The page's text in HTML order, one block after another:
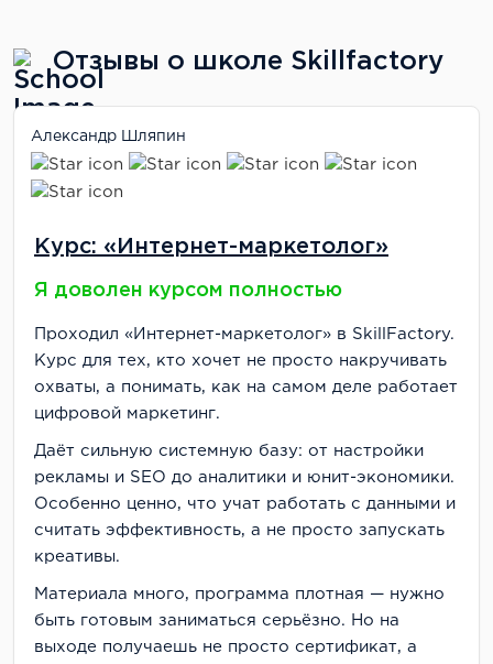
Отзывы о школе Skillfactory
Александр Шляпин
Курс: «Интернет-маркетолог»
Я доволен курсом полностью
Проходил «Интернет-маркетолог» в SkillFactory.
Курс для тех, кто хочет не просто накручивать
охваты, а понимать, как на самом деле работает
цифровой маркетинг.
Даёт сильную системную базу: от настройки
рекламы и SEO до аналитики и юнит-экономики.
Особенно ценно, что учат работать с данными и
считать эффективность, а не просто запускать
креативы.
Материала много, программа плотная — нужно
быть готовым заниматься серьёзно. Но на
выходе получаешь не просто сертификат, а